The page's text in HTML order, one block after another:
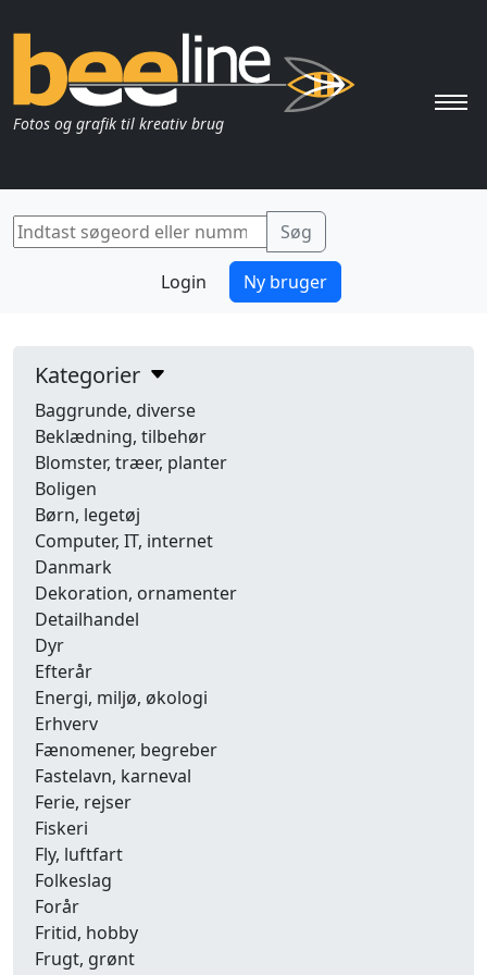
Fotos og grafik til kreativ brug
Login Ny bruger
Kategorier
Baggrunde, diverse
Beklædning, tilbehør
Blomster, træer, planter
Boligen
Børn, legetøj
Computer, IT, internet
Danmark
Dekoration, ornamenter
Detailhandel
Dyr
Efterår
Energi, miljø, økologi
Erhverv
Fænomener, begreber
Fastelavn, karneval
Ferie, rejser
Fiskeri
Fly, luftfart
Folkeslag
Forår
Fritid, hobby
Frugt, grønt